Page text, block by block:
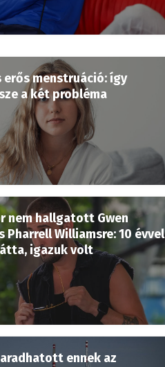
erős menstruáció: így
a két probléma
nem hallgatott Gwen
Pharrell Williamsre: 10 évvel
igazuk volt
ennek az